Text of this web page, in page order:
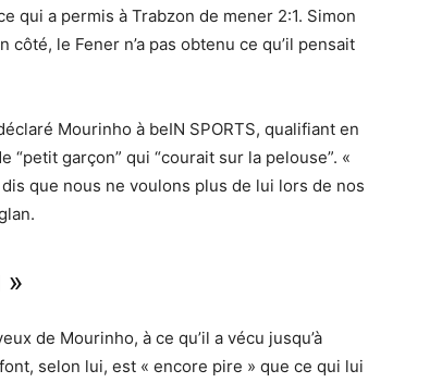
qui a permis à Trabzon de mener 2:1. Simon
le Fener n’a pas obtenu ce qu’il pensait
Mourinho à beIN SPORTS, qualifiant en
garçon” qui “courait sur la pelouse”. «
que nous ne voulons plus de lui lors de nos
de Mourinho, à ce qu’il a vécu jusqu’à
selon lui, est « encore pire » que ce qui lui